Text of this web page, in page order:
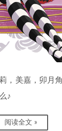
，美嘉，卯月
♪
阅读全文 »